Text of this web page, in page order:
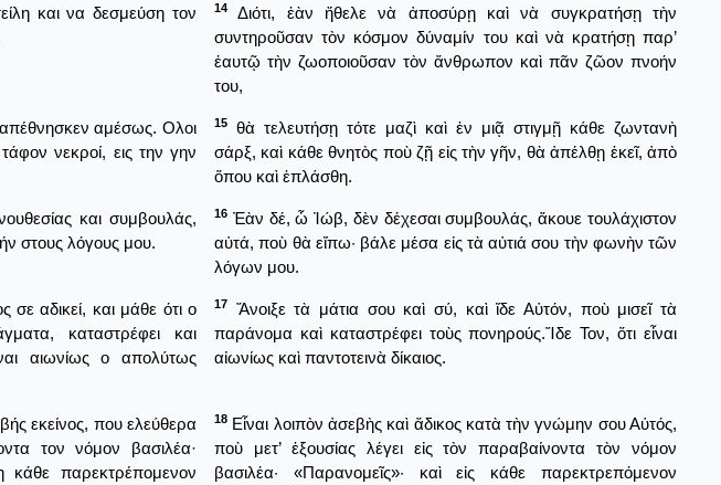
και να δεσμεύση τον
14
Διότι, ἐὰν ἤθελε νὰ ἀποσύρῃ καὶ νὰ συγκρατήσῃ τὴν
συντηροῦσαν τὸν κόσμον δύναμίν του καὶ νὰ κρατήσῃ παρ’
ἑαυτῷ τὴν ζωοποιοῦσαν τὸν ἄνθρωπον καὶ πᾶν ζῶον πνοήν
του,
αμέσως. Ολοι
νεκροί, εις την γην
15
θὰ τελευτήσῃ τότε μαζὶ καὶ ἐν μιᾷ στιγμῇ κάθε ζωντανὴ
σάρξ, καὶ κάθε θνητὸς ποὺ ζῇ εἰς τὴν γῆν, θὰ ἀπέλθῃ ἐκεῖ, ἀπὸ
ὅπου καὶ ἐπλάσθη.
και συμβουλάς,
στους λόγους μου.
16 Ἐὰν δέ, ὦ Ἰώβ, δὲν δέχεσαι συμβουλάς, ἄκουε τουλάχιστον
αὐτά, ποὺ θὰ εἴπω· βάλε μέσα εἰς τὰ αὐτιά σου τὴν φωνὴν τῶν
λόγων μου.
σε αδικεί, και μάθε ότι ο
καταστρέφει και
αιωνίως ο απολύτως
17
Ἄνοιξε τὰ μάτια σου καὶ σύ, καὶ ἴδε Αὐτόν, ποὺ μισεῖ τὰ
παράνομα καὶ καταστρέφει τοὺς πονηρούς.Ἴδε Τον, ὅτι εἶναι
αἰωνίως καὶ παντοτεινὰ δίκαιος.
εκείνος, που ελεύθερα
τον νόμον βασιλέα·
κάθε παρεκτρέπομενον
18 Εἶναι λοιπὸν ἀσεβὴς καὶ ἄδικος κατὰ τὴν γνώμην σου Αὐτός,
ποὺ μετ’ ἐξουσίας λέγει εἰς τὸν παραβαίνοντα τὸν νόμον
βασιλέα· «Παρανομεῖς»· καὶ εἰς κάθε παρεκτρεπόμενον